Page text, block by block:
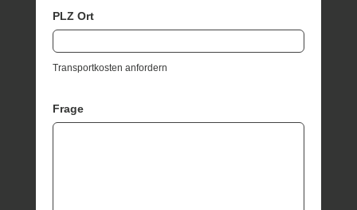
PLZ Ort
Transportkosten anfordern
Frage